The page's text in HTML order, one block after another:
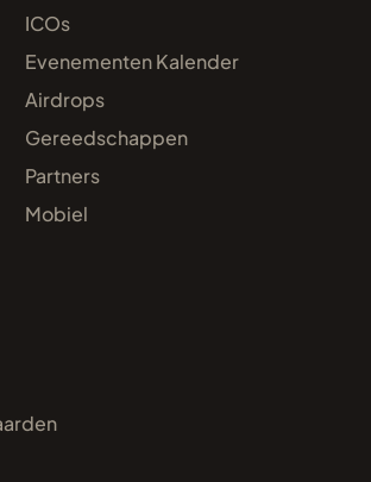
ICOs
Evenementen Kalender
Airdrops
Gereedschappen
Partners
Mobiel